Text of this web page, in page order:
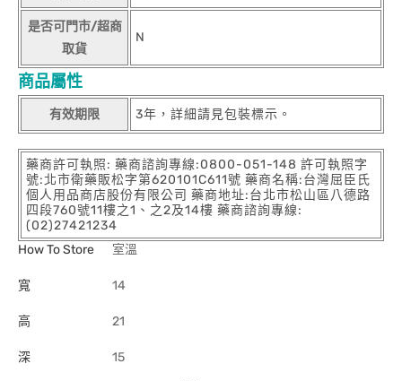
是否可門市/超商
取貨
N
商品屬性
有效期限 3年，詳細請見包裝標示。
藥商許可執照: 藥商諮詢專線:0800-051-148 許可執照字
號:北市衛藥販松字第620101C611號 藥商名稱:台灣屈臣氏
個人用品商店股份有限公司 藥商地址:台北市松山區八德路
四段760號11樓之1、之2及14樓 藥商諮詢專線:
(02)27421234
How To Store
室溫
寬 14
高 21
深 15